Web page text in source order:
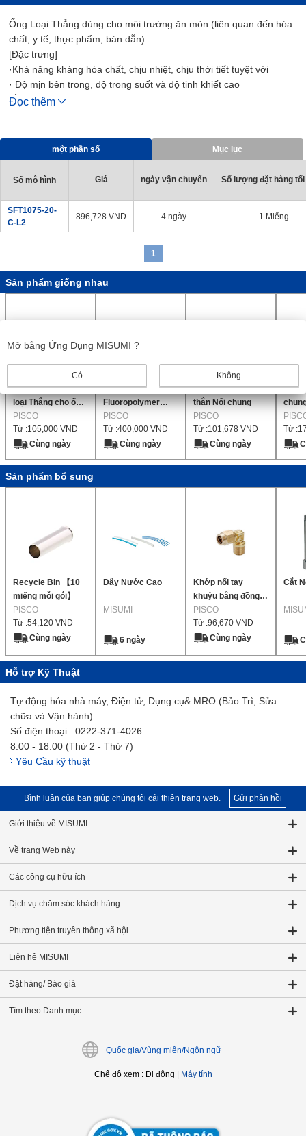
Ống Loại Thẳng dùng cho môi trường ăn mòn (liên quan đến hóa
chất, y tế, thực phẩm, bán dẫn).
[Đặc trưng]
·Khả năng kháng hóa chất, chịu nhiệt, chịu thời tiết tuyệt vời
· Độ mịn bên trong, độ trong suốt và độ tinh khiết cao
[Ứng Dụng]
Đọc thêm
một phần số Mục lục
Số mô hình Giá ngày vận chuyển Số lượng đặt hàng
SFT1075-20-
C-L2
896,728 VND 4 ngày 1 Miếng
1
Sản phẩm giống nhau
Nối chân không
loại Thẳng cho ống
chân không chung
PISCO
Từ :105,000 VND
Cùng ngày
Ống Nối
Fluoropolymer
(FEP) (Thạch
Thẳng)
PISCO
Từ :400,000 VND
Cùng ngày
Loại nylon Thẳng
thắn Nối chung
PISCO
Từ :101,678 VND
Cùng ngày
Loại
Từ :
Sản phẩm bổ sung
Recycle Bin 【10
miếng mỗi gói】
PISCO
Từ :54,120 VND
Cùng ngày
Dây Nước Cao
MISUMI
6 ngày
Khớp nối tay
khuỷu bằng đồng
thau cho khả năng
chống độc xạ
PISCO
Từ :96,670 VND
Cùng ngày
Cắt
Hỗ trợ Kỹ Thuật
Tự động hóa nhà máy, Điện tử, Dụng cụ& MRO (Bảo Trì, Sửa
chữa và Vận hành)
Số điện thoại : 0222-371-4026
8:00 - 18:00 (Thứ 2 - Thứ 7)
Yêu Cầu kỹ thuật
Bình luận của bạn giúp chúng tôi cải thiện trang web. Gửi phản hồi
Giới thiệu về MISUMI
Về trang Web này
Các công cụ hữu ích
Dịch vụ chăm sóc khách hàng
Phương tiện truyền thông xã hội
Liên hệ MISUMI
Đặt hàng/ Báo giá
Tìm theo Danh mục
Quốc gia/Vùng miền/Ngôn ngữ
Chế độ xem: Di động Máy tính
Mở bằng Ứng Dụng MISUMI ?
Có Không